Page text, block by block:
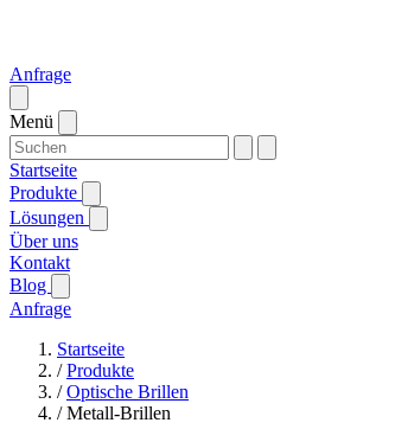
Anfrage
Menü
Startseite
Produkte
Lösungen
Über uns
Kontakt
Blog
Anfrage
Startseite
/Produkte
/Optische Brillen
/Metall-Brillen